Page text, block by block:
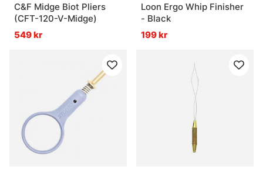
C&F Midge Biot Pliers
(CFT-120-V-Midge)
549 kr
Loon Ergo Whip Finisher
- Black
199 kr